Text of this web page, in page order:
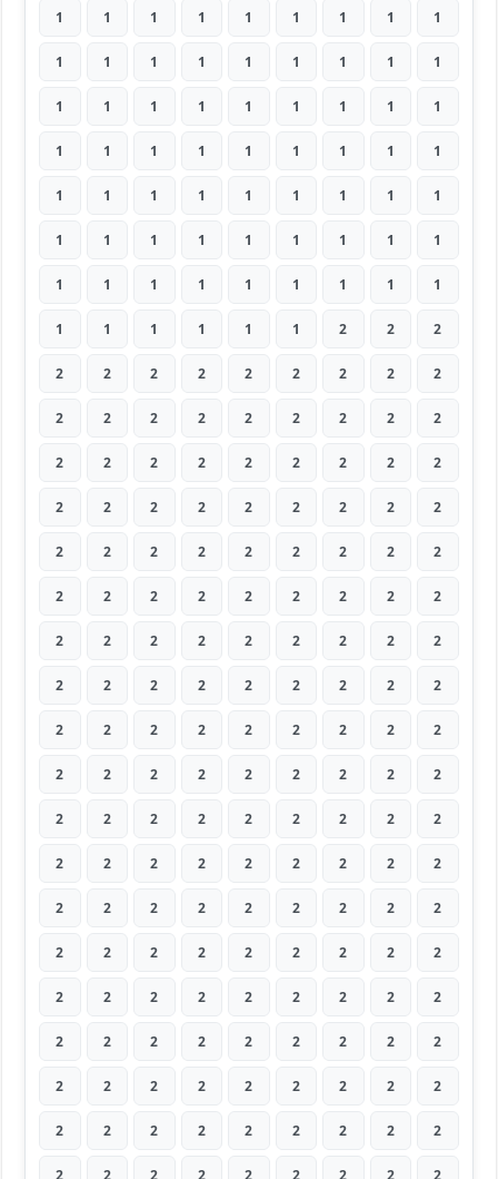
1 1 1 1 1 1 1 1 1
1 1 1 1 1 1 1 1 1
1 1 1 1 1 1 1 1 1
1 1 1 1 1 1 1 1 1
1 1 1 1 1 1 1 1 1
1 1 1 1 1 1 1 1 1
1 1 1 1 1 1 1 1 1
1 1 1 1 1 1 2 2 2
2 2 2 2 2 2 2 2 2
2 2 2 2 2 2 2 2 2
2 2 2 2 2 2 2 2 2
2 2 2 2 2 2 2 2 2
2 2 2 2 2 2 2 2 2
2 2 2 2 2 2 2 2 2
2 2 2 2 2 2 2 2 2
2 2 2 2 2 2 2 2 2
2 2 2 2 2 2 2 2 2
2 2 2 2 2 2 2 2 2
2 2 2 2 2 2 2 2 2
2 2 2 2 2 2 2 2 2
2 2 2 2 2 2 2 2 2
2 2 2 2 2 2 2 2 2
2 2 2 2 2 2 2 2 2
2 2 2 2 2 2 2 2 2
2 2 2 2 2 2 2 2 2
2 2 2 2 2 2 2 2 2
2 2 2 2 2 2 2 2 2